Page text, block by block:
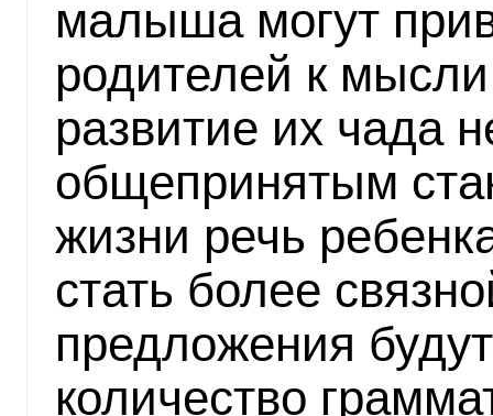
малыша могут
родителей к
развитие их чада
общепринятым
жизни речь
стать более
предложения
количество